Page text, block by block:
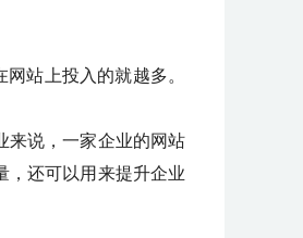
站上投入的就越多。
来说，一家企业的网站
，还可以用来提升企业